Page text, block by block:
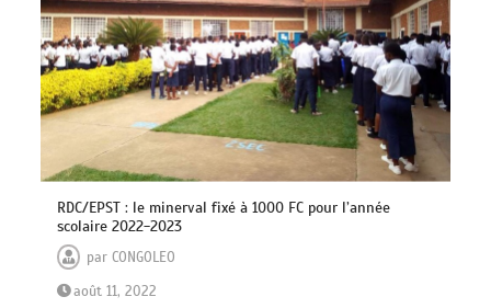
RDC/EPST : le minerval fixé à 1000 FC pour l’année
scolaire 2022-2023
parCONGOLEO
août 11, 2022